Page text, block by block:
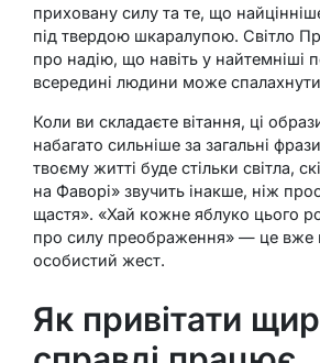
приховану силу та те, що
під твердою шкаралупою. Світло
про надію, що навіть у найтемніші
всередині людини може
Коли ви складаєте вітання, ці
набагато сильніше за загальні
твоєму житті буде стільки світла,
на Фаворі» звучить інакше, ніж
щастя». «Хай кожне яблуко цього
про силу преображення» — це вже
особистий жест.
Як привітати